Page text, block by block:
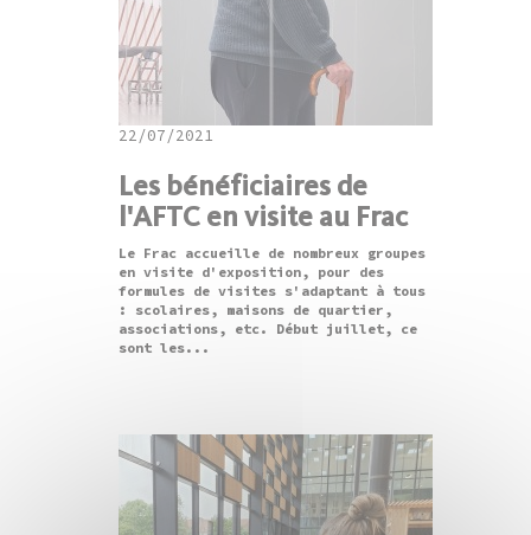
22/07/2021
Les bénéficiaires de
l'AFTC en visite au Frac
Le Frac accueille de nombreux groupes
en visite d'exposition, pour des
formules de visites s'adaptant à tous
: scolaires, maisons de quartier,
associations, etc. Début juillet, ce
sont les...